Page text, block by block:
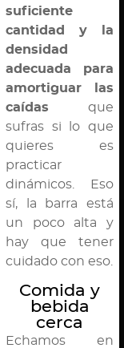
suficiente
cantidad y la
densidad
adecuada para
amortiguar las
caídas que
sufras si lo que
quieres es
practicar
dinámicos. Eso
sí, la barra está
un poco alta y
hay que tener
cuidado con eso.
Comida y
bebida
cerca
Echamos en